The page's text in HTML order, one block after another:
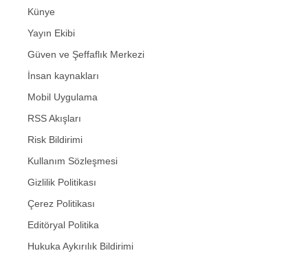
Künye
Yayın Ekibi
Güven ve Şeffaflık Merkezi
İnsan kaynakları
Mobil Uygulama
RSS Akışları
Risk Bildirimi
Kullanım Sözleşmesi
Gizlilik Politikası
Çerez Politikası
Editöryal Politika
Hukuka Aykırılık Bildirimi